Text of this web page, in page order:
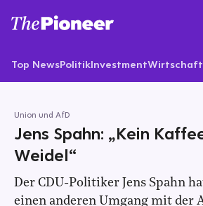
Top NewsPolitikInvestmentWirtschaft
Union und AfD
Jens Spahn: „Kein
Weidel“
Der CDU-Politiker Jens Spahn
einen anderen Umgang mit der